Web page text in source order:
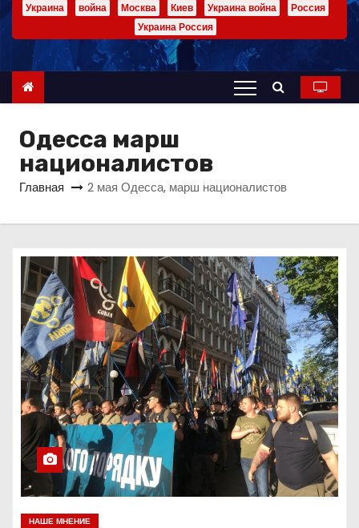
м
Украина война Москва Киев Украина война
Россия
Украина Россия
Одесса марш
националистов
Главная 2 мая Одесса, марш националистов
НАШЕ МНЕНИЕ